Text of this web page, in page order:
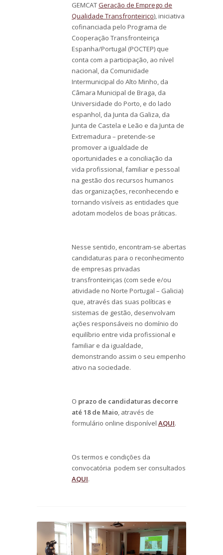
GEMCATGeração de Emprego de
Qualidade Transfronteiriço), iniciativa
cofinanciada pelo Programa de
Cooperação Transfronteiriça
Espanha/Portugal (POCTEP) que
conta com a participação, ao nível
nacional, da Comunidade
Intermunicipal do Alto Minho, da
Câmara Municipal de Braga, da
Universidade do Porto, e do lado
espanhol, da Junta da Galiza, da
Junta de Castela e Leão e da Junta de
Extremadura – pretende-se
promover a igualdade de
oportunidades e a conciliação da
vida profissional, familiar e pessoal
na gestão dos recursos humanos
das organizações, reconhecendo e
tornando visíveis as entidades que
adotam modelos de boas práticas.
Nesse sentido, encontram-se abertas
candidaturas para o reconhecimento
de empresas privadas
transfronteiriças (com sede e/ou
atividade no Norte Portugal – Galicia)
que, através das suas políticas e
sistemas de gestão, desenvolvam
ações responsáveis no domínio do
equilíbrio entre vida profissional e
familiar e da igualdade,
demonstrando assim o seu empenho
ativo na sociedade.
O prazo de candidaturas decorre
até 18 de Maio, através de
formulário online disponível AQUI.
Os termos e condições da
convocatória podem ser consultados
AQUI.